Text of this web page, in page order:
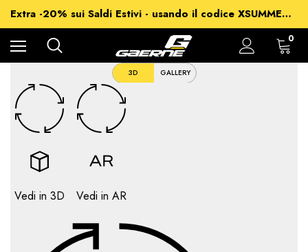
Extra -20% sui Saldi Estivi - usando il codice XSUMMER2026
Spedizioni gratuite per ordini superiori a 99€
-15% su Tutto - usando il codice XSUMMER2026
0
3D GALLERY
Vedi in 3D Vedi in AR